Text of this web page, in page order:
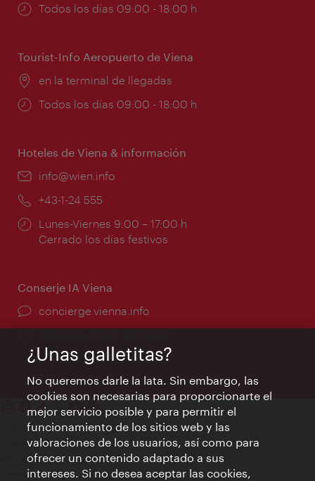
Horarios
Todos los días 09:00 - 18:00 h
Tourist-Info Aeropuerto de Viena
Lugar:
en la terminal de llegadas
Horarios
Todos los días 09:00 - 18:00 h
Hoteles de Viena & información
e-
info@wien.info
Teléfono:
+43-1-24 555
Horarios
de
Lunes-Viernes 9:00 – 17:00 h
Cerrado los días festivos
Conserje IA Viena
concierge.vienna.info
Contacto
Aviso legal
Política de privacidad de datos
Terms of Use
¿Unas galletitas?
No queremos darle la lata. Sin embargo, las
cookies son necesarias para proporcionarte el
mejor servicio posible y para permitir el
funcionamiento de los sitios web y las
valoraciones de los usuarios, así como para
ofrecer un contenido adaptado a sus
intereses. Si no desea aceptar las cookies,